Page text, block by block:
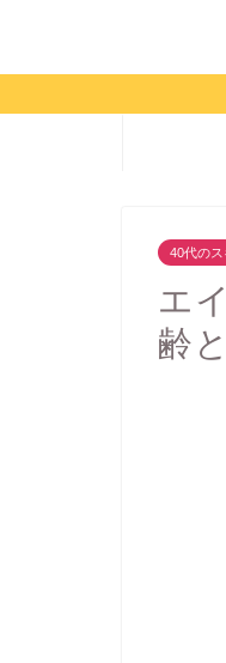
40代の
エ
齢